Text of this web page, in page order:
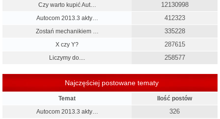
Czy warto kupić Aut…
12130998
Autocom 2013.3 akty… 412323
Zostań mechanikiem … 335228
X czy Y? 287615
Liczymy do.... 258577
Najczęściej postowane tematy
Temat
Ilość postów
Autocom 2013.3 akty…
326